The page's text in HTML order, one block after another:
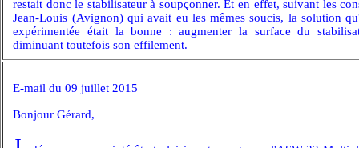
restait donc le stabilisateur à soupçonner. Et en effet, suivant les
Jean-Louis (Avignon) qui avait eu les mêmes soucis, la solution
expérimentée était la bonne : augmenter la surface du
diminuant toutefois soneffilement.
E-mail du 09 juillet 2015
Bonjour Gérard,